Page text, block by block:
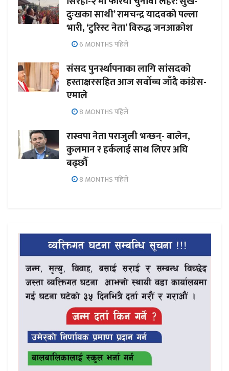
दुःखका साथी’ रामचन्द्र यादवको पल्ला
भारी, ‘टुरिस्ट नेता’ विरुद्ध जनआक्रोश
6 MONTHS पहिले
संसद पुनर्स्थापनाका लागि सांसदको
हस्ताक्षरसहित आज सर्वोच्च जाँदै कांग्रेस-
एमाले
8 MONTHS पहिले
रास्वपा नेता पराजुली भन्छन्- बालेन,
कुलमान र हर्कलाई साथ लिएर अघि
बढ्छौँ
8 MONTHS पहिले